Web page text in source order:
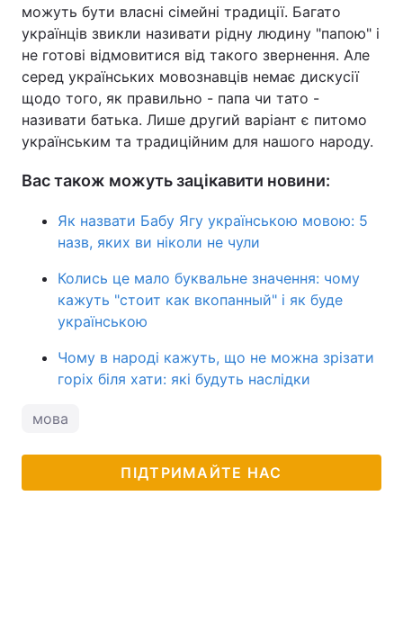
можуть бути власні сімейні традиції. Багато
українців звикли називати рідну людину "папою" і
не готові відмовитися від такого звернення. Але
серед українських мовознавців немає дискусії
щодо того, як правильно - папа чи тато -
називати батька. Лише другий варіант є питомо
українським та традиційним для нашого народу.
Вас також можуть зацікавити новини:
Як назвати Бабу Ягу українською мовою: 5
назв, яких ви ніколи не чули
Колись це мало буквальне значення: чому
кажуть "стоит как вкопанный" і як буде
українською
Чому в народі кажуть, що не можна зрізати
горіх біля хати: які будуть наслідки
мова
ПІДТРИМАЙТЕ НАС